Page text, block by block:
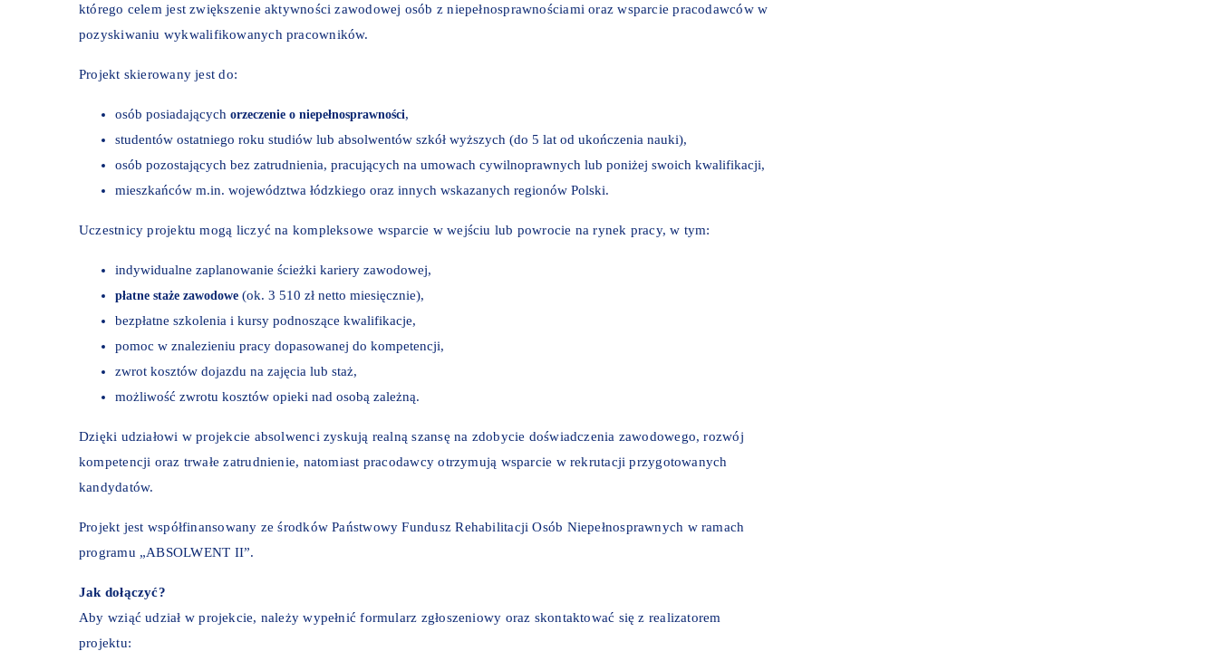
którego celem jest zwiększenie aktywności zawodowej osób z niepełnosprawnościami oraz wsparcie pracodawców w
pozyskiwaniu wykwalifikowanych pracowników.
Projekt skierowany jest do:
osób posiadających orzeczenie o niepełnosprawności,
studentów ostatniego roku studiów lub absolwentów szkół wyższych (do 5 lat od ukończenia nauki),
osób pozostających bez zatrudnienia, pracujących na umowach cywilnoprawnych lub poniżej swoich kwalifikacji,
mieszkańców m.in. województwa łódzkiego oraz innych wskazanych regionów Polski.
Uczestnicy projektu mogą liczyć na kompleksowe wsparcie w wejściu lub powrocie na rynek pracy, w tym:
indywidualne zaplanowanie ścieżki kariery zawodowej,
płatne staże zawodowe (ok. 3 510 zł netto miesięcznie),
bezpłatne szkolenia i kursy podnoszące kwalifikacje,
pomoc w znalezieniu pracy dopasowanej do kompetencji,
zwrot kosztów dojazdu na zajęcia lub staż,
możliwość zwrotu kosztów opieki nad osobą zależną.
Dzięki udziałowi w projekcie absolwenci zyskują realną szansę na zdobycie doświadczenia zawodowego, rozwój
kompetencji oraz trwałe zatrudnienie, natomiast pracodawcy otrzymują wsparcie w rekrutacji przygotowanych
kandydatów.
Projekt jest współfinansowany ze środków Państwowy Fundusz Rehabilitacji Osób Niepełnosprawnych w ramach
programu „ABSOLWENT II”.
Jak dołączyć?
Aby wziąć udział w projekcie, należy wypełnić formularz zgłoszeniowy oraz skontaktować się z realizatorem
projektu: